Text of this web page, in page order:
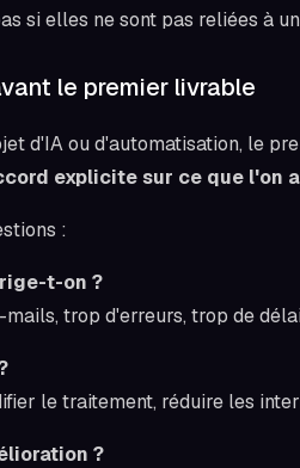
si elles ne sont pas reliées à
le premier livrable
d'IA ou d'automatisation, le
explicite sur ce que l'on
:
t-on ?
trop d'erreurs, trop de
le traitement, réduire les
?